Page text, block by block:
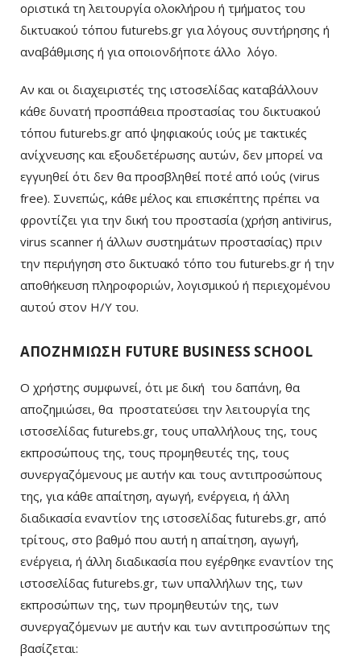
οριστικά τη λειτουργία ολοκλήρου ή τμήματος του
δικτυακού τόπου futurebs.gr για λόγους συντήρησης ή
αναβάθμισης ή για οποιονδήποτε άλλο λόγο.
Αν και οι διαχειριστές της ιστοσελίδας καταβάλλουν
κάθε δυνατή προσπάθεια προστασίας του δικτυακού
τόπου futurebs.gr από ψηφιακούς ιούς με τακτικές
ανίχνευσης και εξουδετέρωσης αυτών, δεν μπορεί να
εγγυηθεί ότι δεν θα προσβληθεί ποτέ από ιούς (virus
free). Συνεπώς, κάθε μέλος και επισκέπτης πρέπει να
φροντίζει για την δική του προστασία (χρήση antivirus,
virus scanner ή άλλων συστημάτων προστασίας) πριν
την περιήγηση στο δικτυακό τόπο του futurebs.gr ή την
αποθήκευση πληροφοριών, λογισμικού ή περιεχομένου
αυτού στον Η/Υ του.
ΑΠΟΖΗΜΙΩΣΗ FUTURE BUSINESS SCHOOL
Ο χρήστης συμφωνεί, ότι με δική του δαπάνη, θα
αποζημιώσει, θα προστατεύσει την λειτουργία της
ιστοσελίδας futurebs.gr, τους υπαλλήλους της, τους
εκπροσώπους της, τους προμηθευτές της, τους
συνεργαζόμενους με αυτήν και τους αντιπροσώπους
της, για κάθε απαίτηση, αγωγή, ενέργεια, ή άλλη
διαδικασία εναντίον της ιστοσελίδας futurebs.gr, από
τρίτους, στο βαθμό που αυτή η απαίτηση, αγωγή,
ενέργεια, ή άλλη διαδικασία που εγέρθηκε εναντίον της
ιστοσελίδας futurebs.gr, των υπαλλήλων της, των
εκπροσώπων της, των προμηθευτών της, των
συνεργαζόμενων με αυτήν και των αντιπροσώπων της
βασίζεται: